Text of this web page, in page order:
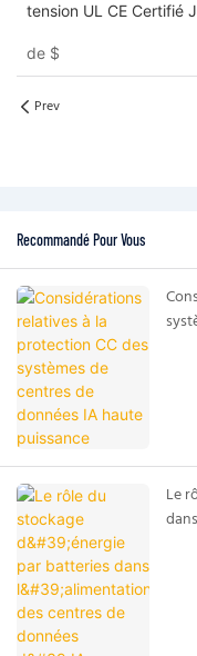
tension UL CE Certifié
de $
Prev
Recommandé Pour Vous
Le